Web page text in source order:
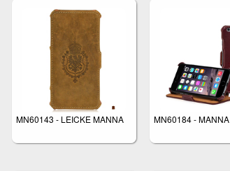
MN60143 - LEICKE MANNA MN60184 - MANNA